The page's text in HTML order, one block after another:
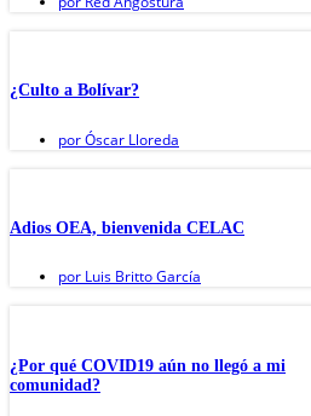
¿Culto a Bolívar?
porÓscar Lloreda
Adios OEA, bienvenida CELAC
por Luis Britto García
¿Por qué COVID19 aún no llegó a mi
comunidad?